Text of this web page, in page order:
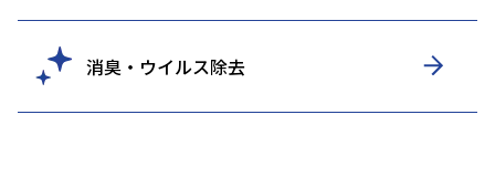
消臭・ウイルス除去